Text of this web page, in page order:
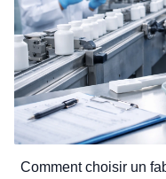
Comment choisir un